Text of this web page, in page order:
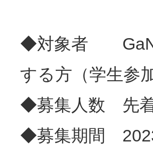
◆対象者 GaN
する方（学生参
◆募集人数 先
◆募集期間